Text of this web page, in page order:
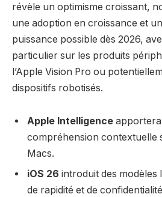
révèle un optimisme croissant,
une adoption en croissance et
puissance possible dès 2026,
particulier sur les produits
l’Apple Vision Pro ou
dispositifs robotisés.
Apple Intelligence
compréhension contextuelle
Macs.
iOS 26 introduit des
de rapidité et de